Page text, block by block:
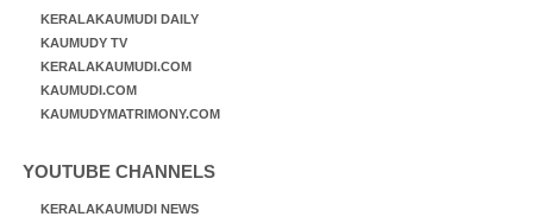
KERALAKAUMUDI DAILY
KAUMUDY TV
KERALAKAUMUDI.COM
KAUMUDI.COM
KAUMUDYMATRIMONY.COM
YOUTUBE CHANNELS
KERALAKAUMUDI NEWS